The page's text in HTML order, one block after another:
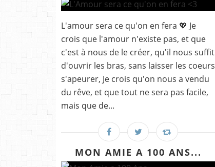
L'amour sera ce qu'on en fera 💖 Je
crois que l'amour n'existe pas, et que
c'est à nous de le créer, qu'il nous suffit
d'ouvrir les bras, sans laisser les coeurs
s'apeurer, Je crois qu'on nous a vendu
du rêve, et que tout ne sera pas facile,
mais que de...
MON AMIE A 100 ANS...